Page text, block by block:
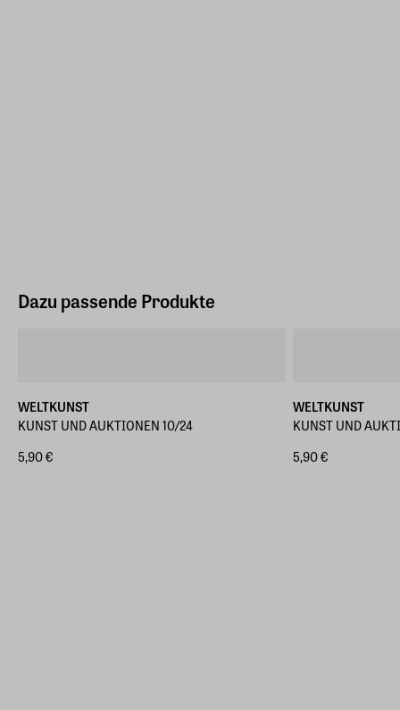
Dazu passende Produkte
WELTKUNST
KUNST UND AUKTIONEN 10/24
5,90 €
WELTKUNST
KUNST UND
5,90 €